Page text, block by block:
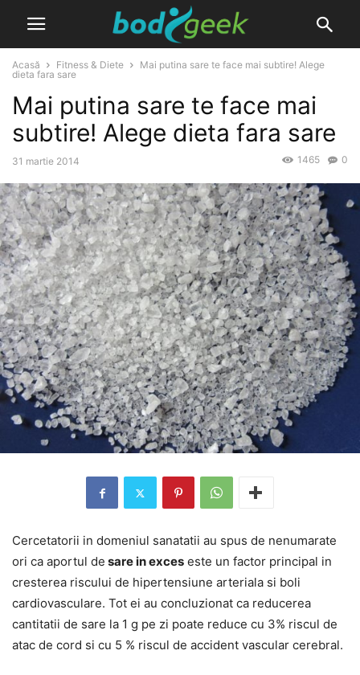
Acasă Fitness & Diete
Mai putina sare te face mai subtire! Alege
dieta fara sare
Mai putina sare te face mai
subtire! Alege dieta fara sare
31 martie 2014 0
1465
Cercetatorii in domeniul sanatatii au spus de nenumarate
ori ca aportul de sare in exces este un factor principal in
cresterea riscului de hipertensiune arteriala si boli
cardiovasculare. Tot ei au concluzionat ca reducerea
cantitatii de sare la 1 g pe zi poate reduce cu 3% riscul de
atac de cord si cu 5 % riscul de accident vascular cerebral.